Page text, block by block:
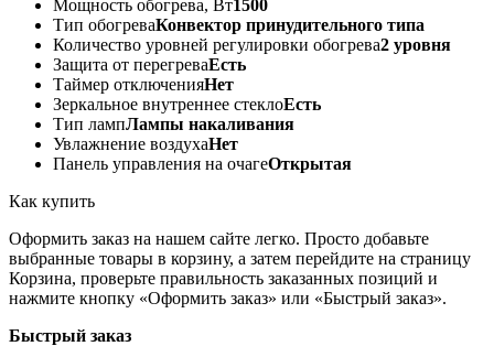
Мощность обогрева, Вт1500
Тип обогреваКонвектор принудительного типа
Количество уровней регулировки обогрева2 уровня
Защита от перегреваЕсть
Таймер отключенияНет
Зеркальное внутреннее стеклоЕсть
Тип лампЛампы накаливания
Увлажнение воздухаНет
Панель управления на очагеОткрытая
Как купить
Оформить заказ на нашем сайте легко. Просто добавьте
выбранные товары в корзину, а затем перейдите на страницу
Корзина, проверьте правильность заказанных позиций и
нажмите кнопку «Оформить заказ» или «Быстрый заказ».
Быстрый заказ